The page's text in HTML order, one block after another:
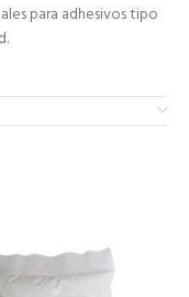
para adhesivos tipo